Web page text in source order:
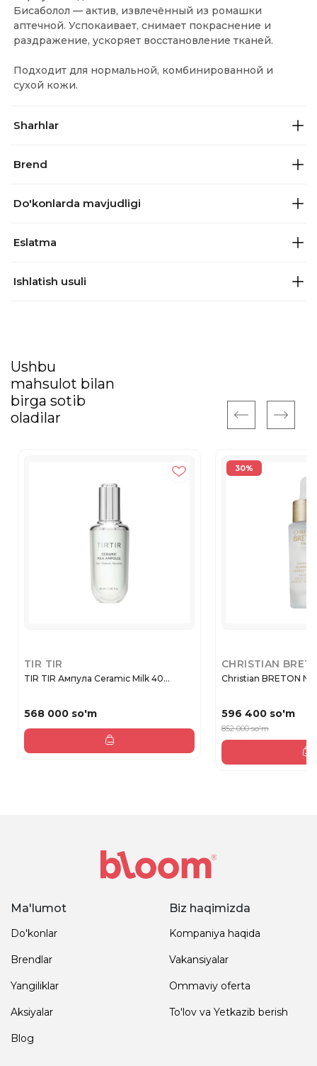
Бисаболол — актив, извлечённый из ромашки
аптечной. Успокаивает, снимает покраснение и
раздражение, ускоряет восстановление тканей.
Подходит для нормальной, комбинированной и
сухой кожи.
Sharhlar
Brend
Do'konlarda mavjudligi
Eslatma
Ishlatish usuli
Ushbu
mahsulot bilan
birga sotib
oladilar
TIR TIR
TIR TIR Ампула Ceramic Milk 40...
568 000 so'm
30%
CHRISTIAN
Christian BRETON
596 400 so'm
852 000 so'm
Ma'lumot
Do'konlar
Brendlar
Yangiliklar
Aksiyalar
Blog
Biz haqimizda
Kompaniya haqida
Vakansiyalar
Ommaviy oferta
To'lov va Yetkazib berish